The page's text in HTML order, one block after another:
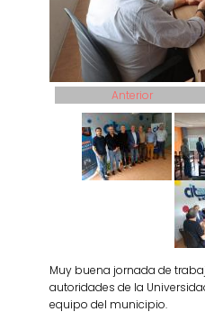
Anterior
Muy buena jornada de
autoridades de la
equipo del municipio.